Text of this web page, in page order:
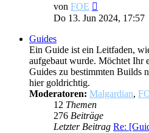
von FOE
Beitrag
Do 13. Jun 2024, 17:57
Guides
Ein Guide ist ein Leitfaden,
aufgebaut wurde. Möchtet Ihr
Guides zu bestimmten Builds
hier goldrichtig.
Moderatoren: Malgardian,
12 Themen
276 Beiträge
Letzter Beitrag Re: